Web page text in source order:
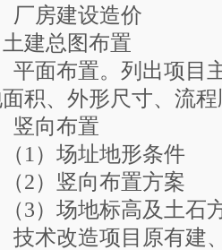
设造价
总图布置
。列出项目主要
积、外形尺寸、流
布置
地形条件
布置方案
标高及土石方
项目原有建、构